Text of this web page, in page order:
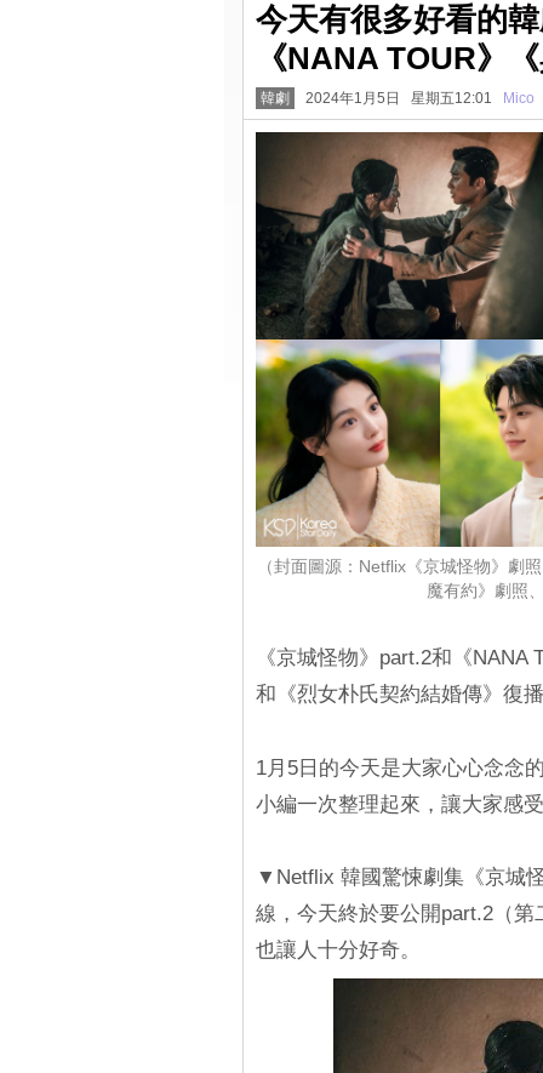
今天有很多好看的
《NANA TOUR》
韓劇 2024年1月5日 星期五12:01 Mico
（封面圖源：Netflix《京城怪物》劇
魔有約》劇照
《京城怪物》part.2和《
和《烈女朴氏契約結婚傳》復
1月5日的今天是大家心心念念
小編一次整理起來，讓大家感
▼Netflix 韓國驚悚劇集《京城
線，今天終於要公開part.2（
也讓人十分好奇。